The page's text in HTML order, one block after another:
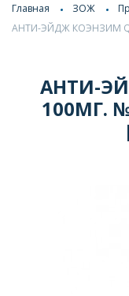
Главная ЗОЖ
АНТИ-ЭЙДЖ КОЭНЗИМ Q-
АНТИ-
100МГ.